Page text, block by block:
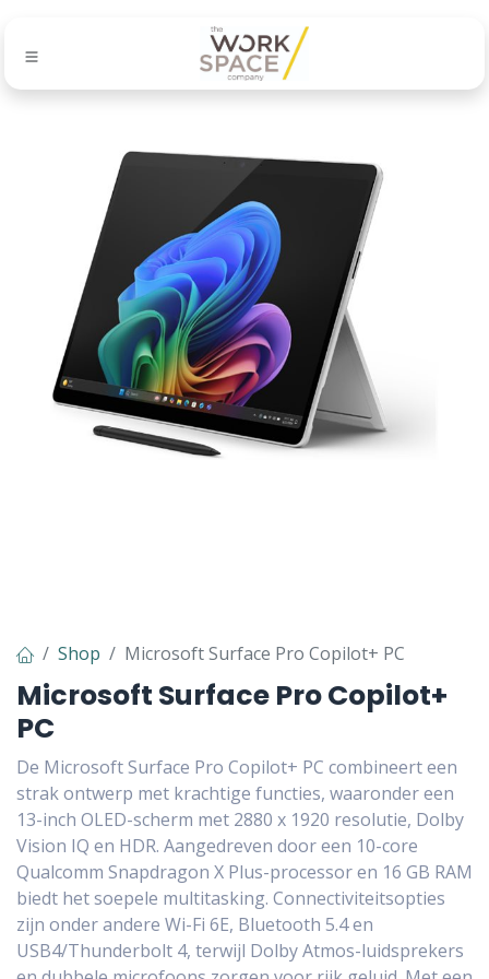
Shop Microsoft Surface Pro Copilot+ PC
Microsoft Surface Pro Copilot+
PC
De Microsoft Surface Pro Copilot+ PC combineert een
strak ontwerp met krachtige functies, waaronder een
13-inch OLED-scherm met 2880 x 1920 resolutie, Dolby
Vision IQ en HDR. Aangedreven door een 10-core
Qualcomm Snapdragon X Plus-processor en 16 GB RAM
biedt het soepele multitasking. Connectiviteitsopties
zijn onder andere Wi-Fi 6E, Bluetooth 5.4 en
USB4/Thunderbolt 4, terwijl Dolby Atmos-luidsprekers